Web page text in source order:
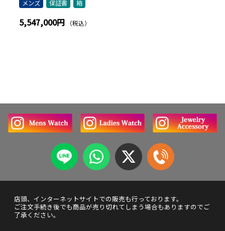
メンズ
保証書 箱
5,547,000円 （税込）
店頭、インターネットサイトでの販売も行っております。
ご注文手続き後でも商品が売り切れてしまう場合もありますのでご
了承ください。